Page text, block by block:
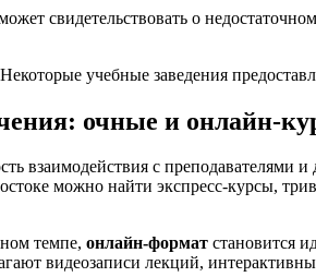
свидетельствовать о
учебные заведения
очные и онлайн-
взаимодействия с преподавателями
можно найти экспресс-курсы,
темпе, онлайн-формат становится
видеозаписи лекций,